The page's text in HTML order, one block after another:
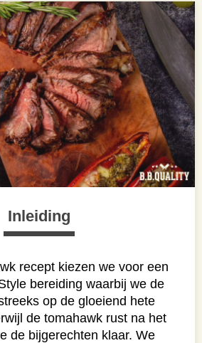
Inleiding
recept kiezen we voor een
bereiding waarbij we de
op de gloeiend hete
de tomahawk rust na het
de bijgerechten klaar. We